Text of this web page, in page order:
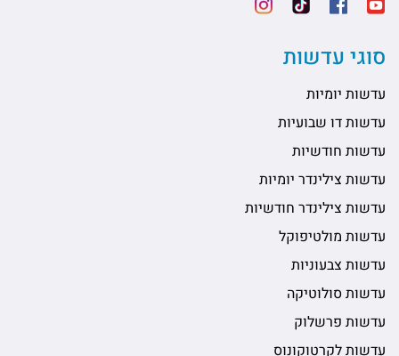
סוגי עדשות
עדשות יומיות
עדשות דו שבועיות
עדשות חודשיות
עדשות צילינדר יומיות
עדשות צילינדר חודשיות
עדשות מולטיפוקל
עדשות צבעוניות
עדשות סולוטיקה
עדשות פרשלוק
עדשות לקרטוקונוס